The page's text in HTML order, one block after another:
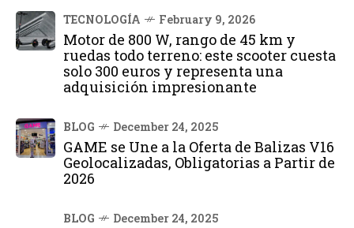
TECNOLOGÍA February 9, 2026
Motor de 800 W, rango de 45 km y
ruedas todo terreno: este scooter cuesta
solo 300 euros y representa una
adquisición impresionante
BLOG December 24, 2025
GAME se Une a la Oferta de Balizas V16
Geolocalizadas, Obligatorias a Partir de
2026
BLOG December 24, 2025